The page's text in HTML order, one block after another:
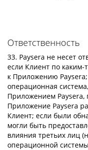
Ответственность
33. Paysera не несет
если Клиент по
к Приложению
операционная
Приложением Paysera,
Приложение Paysera
Клиент; если были
могли быть
влияния третьих лиц
операционной